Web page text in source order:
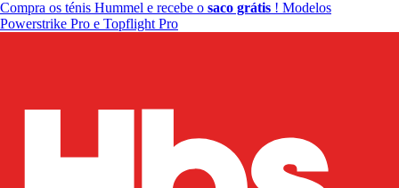
Compra os ténis Hummel e recebe o saco grátis ! Modelos
Powerstrike Pro e Topflight Pro